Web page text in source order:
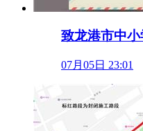
致龙港市中
07月05日 23:01